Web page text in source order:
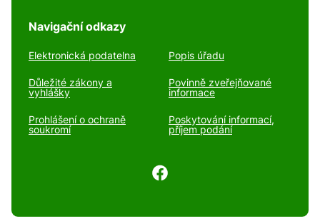
Navigační odkazy
Elektronická podatelna Popis úřadu
Důležité zákony a
vyhlášky
Povinně zveřejňované
informace
Prohlášení o ochraně
soukromí
Poskytování informací,
příjem podání